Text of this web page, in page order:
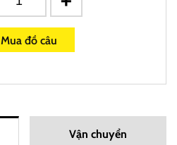
Mua đồ câu
Vận chuyển